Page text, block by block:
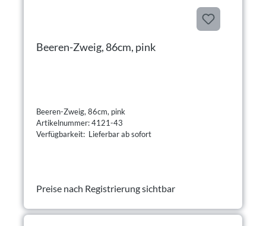
Beeren-Zweig, 86cm, pink
Beeren-Zweig, 86cm, pink
Artikelnummer: 4121-43
Verfügbarkeit: Lieferbar ab sofort
Preise nach Registrierung sichtbar